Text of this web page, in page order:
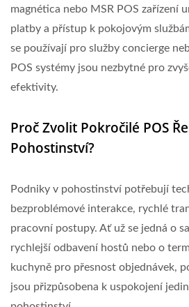
magnética nebo MSR POS zařízení
platby a přístup k pokojovým
se používají pro služby concierge
POS systémy jsou nezbytné pro
efektivity.
Proč Zvolit Pokročilé POS
Pohostinství?
Podniky v pohostinství potřebují
bezproblémové interakce, rychlé
pracovní postupy. Ať už se jedná o
rychlejší odbavení hostů nebo o
kuchyně pro přesnost objednávek,
jsou přizpůsobena k uspokojení